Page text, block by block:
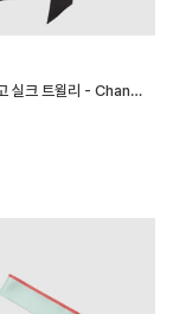
샤넬 여성 로고 실크 트윌리 - Chanel Womens Logo Silk Twilly -…